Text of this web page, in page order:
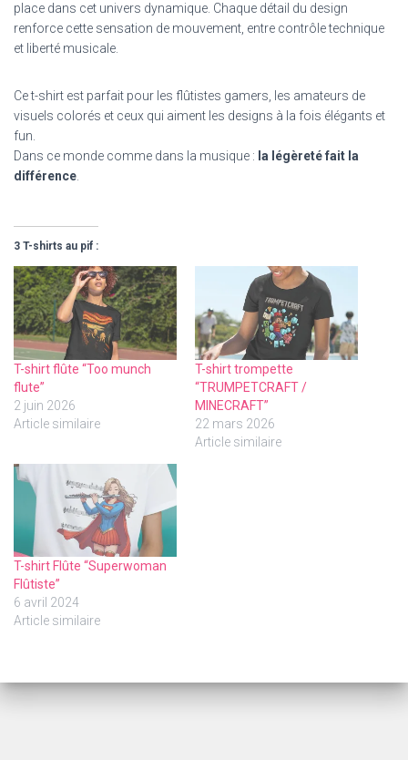
place dans cet univers dynamique. Chaque détail du design
renforce cette sensation de mouvement, entre contrôle technique
et liberté musicale.
Ce t-shirt est parfait pour les flûtistes gamers, les amateurs de
visuels colorés et ceux qui aiment les designs à la fois élégants et
fun.
Dans ce monde comme dans la musique : la légèreté fait la
différence.
3 T-shirts au pif :
T-shirt flûte “Too munch
flute”
2 juin 2026
Article similaire
T-shirt trompette
“TRUMPETCRAFT /
MINECRAFT”
22 mars 2026
Article similaire
T-shirt Flûte “Superwoman
Flûtiste”
6 avril 2024
Article similaire